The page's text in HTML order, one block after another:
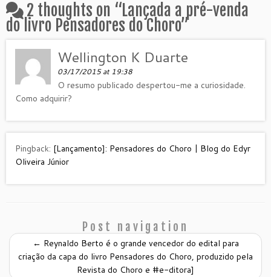
2 thoughts on “Lançada a pré-venda
do livro Pensadores do Choro”
Wellington K Duarte
03/17/2015 at 19:38
O resumo publicado despertou-me a curiosidade.
Como adquirir?
Pingback: [Lançamento]: Pensadores do Choro | Blog do Edyr
Oliveira Júnior
Post navigation
← Reynaldo Berto é o grande vencedor do edital para
criação da capa do livro Pensadores do Choro, produzido pela
Revista do Choro e #e-ditora]